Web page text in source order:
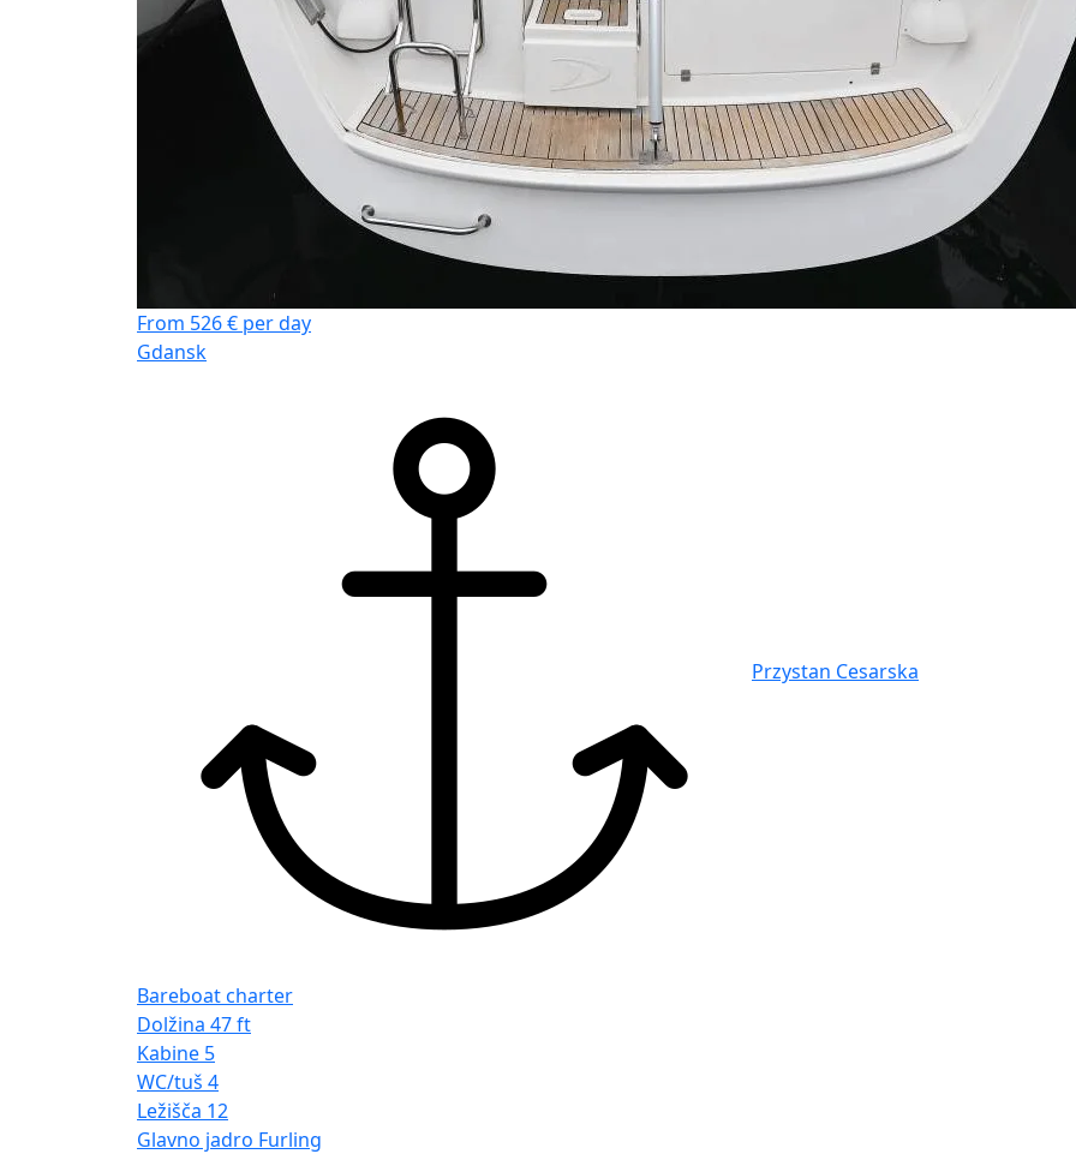
From 526 € per day
Gdansk
Przystan Cesarska
Bareboat charter
Dolžina 47 ft
Kabine 5
WC/tuš 4
Ležišča 12
Glavno jadro Furling